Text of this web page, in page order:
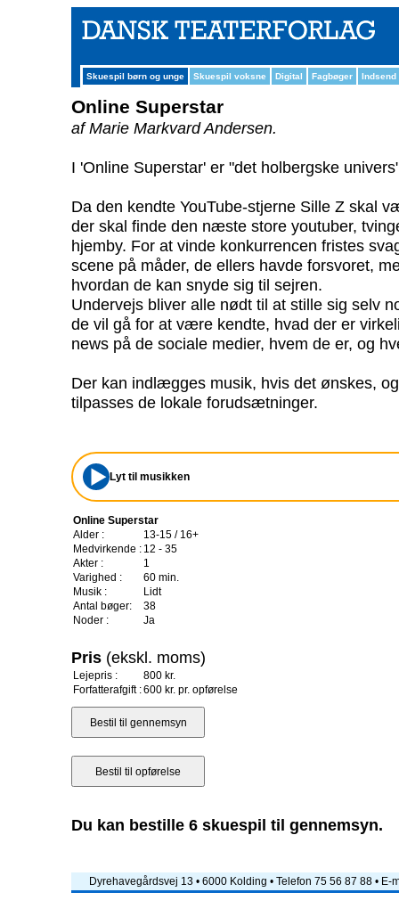
Skuespil børn og unge Skuespil voksne Digital Fagbøger Indsend
Online Superstar
af Marie Markvard Andersen.
I 'Online Superstar' er "det holbergske
Da den kendte YouTube-stjerne Sille Z skal
der skal finde den næste store youtuber,
hjemby. For at vinde konkurrencen fristes
scene på måder, de ellers havde forsvoret,
hvordan de kan snyde sig til sejren.
Undervejs bliver alle nødt til at stille sig selv
de vil gå for at være kendte, hvad der er
news på de sociale medier, hvem de er, og
Der kan indlægges musik, hvis det ønskes,
tilpasses de lokale forudsætninger.
Lyt til musikken
Online Superstar
Alder :
13-15 / 16+
Medvirkende : 12 - 35
Akter :
1
Varighed :
60 min.
Musik :
Lidt
Antal bøger:
38
Noder :
Ja
Pris (ekskl. moms)
Lejepris :
800 kr.
Forfatterafgift :600 kr. pr. opførelse
Du kan bestille 6 skuespil til gennemsyn.
Dyrehavegårdsvej 13 • 6000 Kolding • Telefon 75 56 87 88 • E-